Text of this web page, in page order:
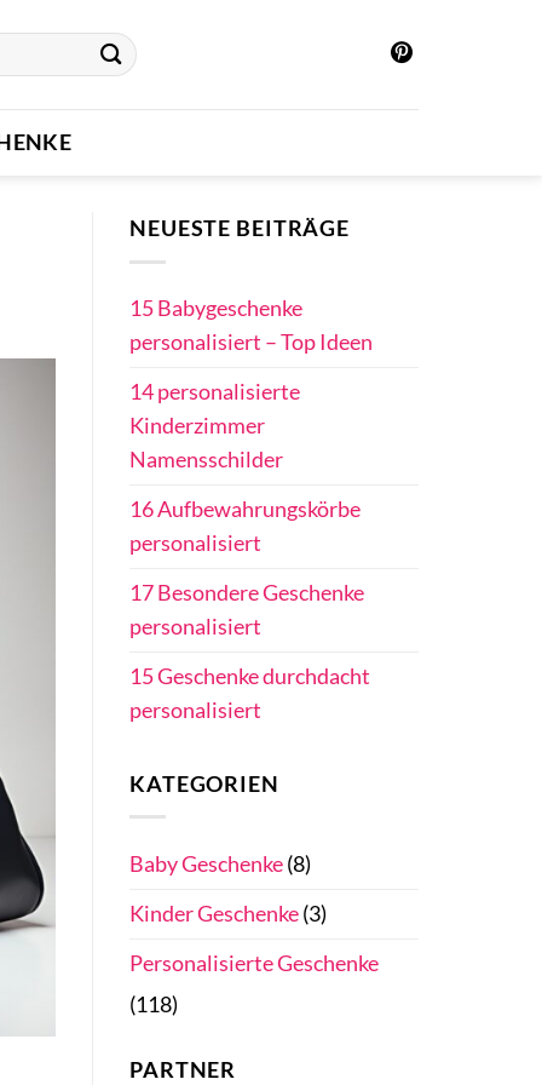
NEUESTE BEITRÄGE
15 Babygeschenke
personalisiert – Top Ideen
14 personalisierte
Kinderzimmer
Namensschilder
16 Aufbewahrungskörbe
personalisiert
17 Besondere Geschenke
personalisiert
15 Geschenke durchdacht
personalisiert
KATEGORIEN
Baby Geschenke(8)
Kinder Geschenke(3)
Personalisierte Geschenke
(118)
PARTNER